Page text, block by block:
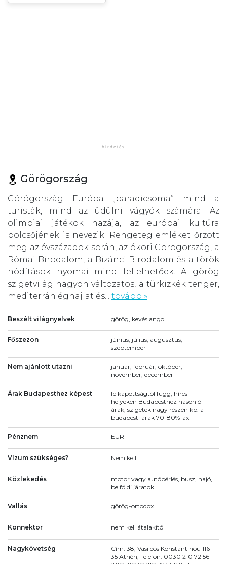
Görögország
Görögország Európa „paradicsoma” mind a
turisták, mind az üdülni vágyók számára. Az
olimpiai játékok hazája, az európai kultúra
bölcsőjének is nevezik. Rengeteg emléket őrzött
meg az évszázadok során, az ókori Görögország, a
Római Birodalom, a Bizánci Birodalom és a török
hódítások nyomai mind fellelhetőek. A görög
szigetvilág nagyon változatos, a türkizkék tenger,
mediterrán éghajlat és... tovább »
Beszélt világnyelvek görög, kevés angol
Főszezon
június, július, augusztus,
szeptember
Nem ajánlott utazni
január, február, október,
november, december
Árak Budapesthez képest
felkapottságtól függ, híres
helyeken Budapesthez hasonló
árak, szigetek nagy részén kb. a
budapesti árak 70-80%-ax
Pénznem EUR
Vízum szükséges? Nem kell
Közlekedés
motor vagy autóbérlés, busz, hajó,
belföldi járatok
Vallás görög-ortodox
Konnektor nem kell átalakító
Nagykövetség
Cím: 38, Vasileos Konstantinou 116
35 Athén, Telefon: 0030 210 72 56